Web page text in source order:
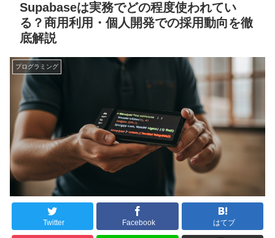
Supabaseは実務でどの程度使われてい
る？商用利用・個人開発での採用動向を徹
底解説
プログラミング
Twitter Facebook はてブ